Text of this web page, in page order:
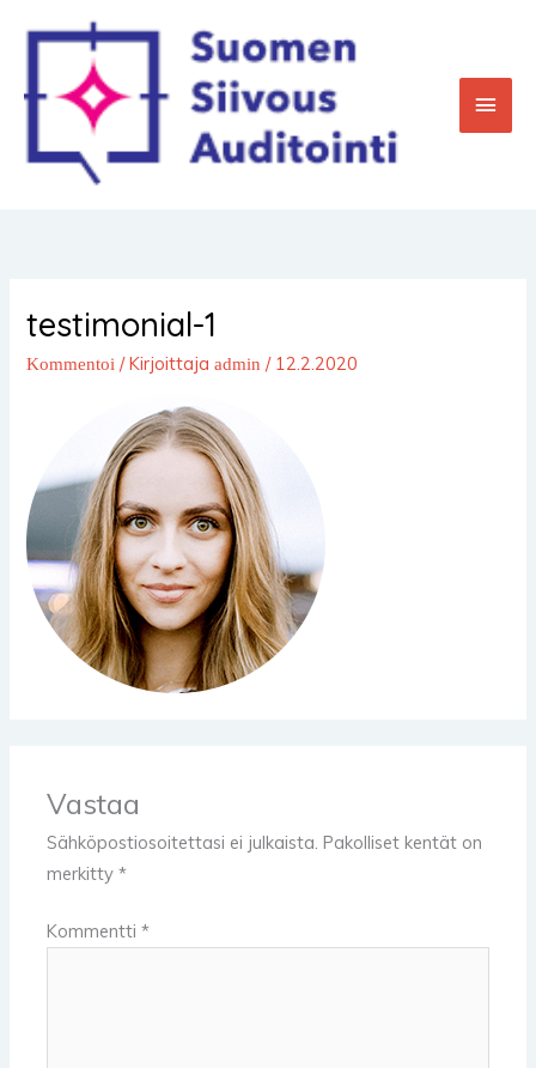
sisältöön
testimonial-1
Kommentoi / Kirjoittajaadmin/ 12.2.2020
Vastaa
Sähköpostiosoitettasi ei julkaista. Pakolliset kentät on
merkitty*
Kommentti*